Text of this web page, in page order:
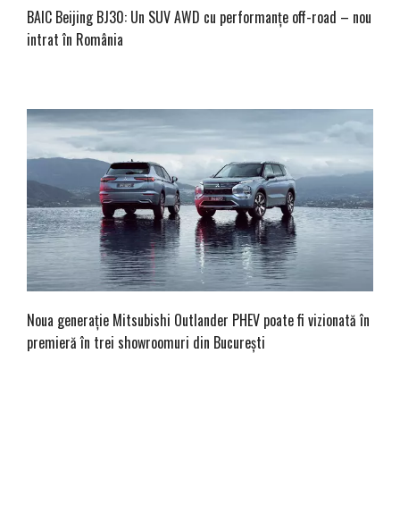
BAIC Beijing BJ30: Un SUV AWD cu performanțe off-road – nou
intrat în România
Noua generație Mitsubishi Outlander PHEV poate fi vizionată în
premieră în trei showroomuri din București